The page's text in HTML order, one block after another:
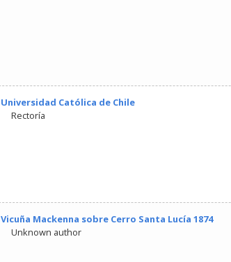
Universidad Católica de Chile
Rectoría
Vicuña Mackenna sobre Cerro Santa Lucía 1874
Unknown author